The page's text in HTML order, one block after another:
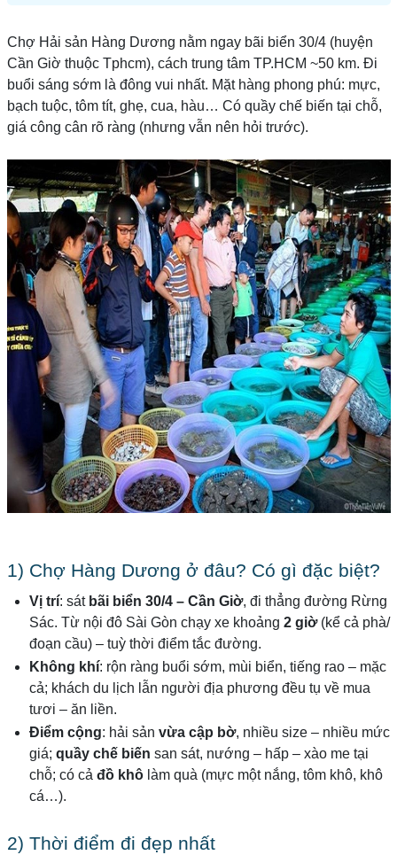
Chợ Hải sản Hàng Dương nằm ngay bãi biển 30/4 (huyện
Cần Giờ thuộc Tphcm), cách trung tâm TP.HCM ~50 km. Đi
buổi sáng sớm là đông vui nhất. Mặt hàng phong phú: mực,
bạch tuộc, tôm tít, ghẹ, cua, hàu… Có quầy chế biến tại chỗ,
giá công cân rõ ràng (nhưng vẫn nên hỏi trước).
1) Chợ Hàng Dương ở đâu? Có gì đặc biệt?
Vị trí: sát bãi biển 30/4 – Cần Giờ, đi thẳng đường Rừng
Sác. Từ nội đô Sài Gòn chạy xe khoảng 2 giờ(kể cả phà/
đoạn cầu) – tuỳ thời điểm tắc đường.
Không khí: rộn ràng buổi sớm, mùi biển, tiếng rao – mặc
cả; khách du lịch lẫn người địa phương đều tụ về mua
tươi – ăn liền.
Điểm cộng: hải sản vừa cập bờ, nhiều size – nhiều mức
giá; quầy chế biến san sát, nướng – hấp – xào me tại
chỗ; có cả đồ khôlàm quà (mực một nắng, tôm khô, khô
cá…).
2) Thời điểm đi đẹp nhất